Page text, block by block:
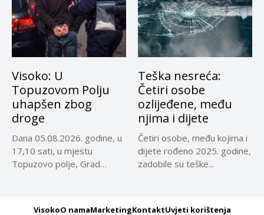
Visoko: U
Topuzovom Polju
uhapšen zbog
droge
Dana 05.08.2026. godine, u
17,10 sati, u mjestu
Topuzovo polje, Grad
Teška nesreća:
Četiri osobe
ozlijeđene, među
njima i dijete
Četiri osobe, među kojima i
dijete rođeno 2025. godine,
zadobile su teške...
VisokoO namaMarketingKontaktUvjeti korištenja